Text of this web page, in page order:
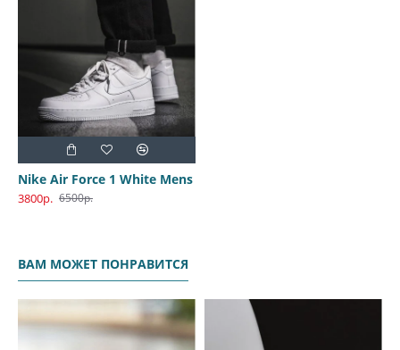
Nike Air Force 1 White Mens
3800р. 6500р.
ВАМ МОЖЕТ ПОНРАВИТСЯ